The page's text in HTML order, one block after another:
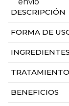
DESCRIPCIÓN
FORMA DE
INGREDIENTES
TRATAMIENTO
BENEFICIOS